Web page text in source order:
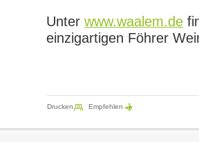
Unter www.waalem.de
einzigartigen Föhrer
Drucken Empfehlen